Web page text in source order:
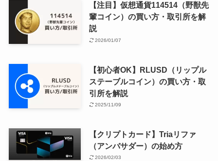
【注目】仮想通貨114514（野獣先
輩コイン）の買い方・取引所を解
説
2026/01/07
【初心者OK】RLUSD（リップル
ステーブルコイン）の買い方・取
引所を解説
2025/11/09
【クリプトカード】Triaリファ
（アンバサダー）の始め方
2026/02/03